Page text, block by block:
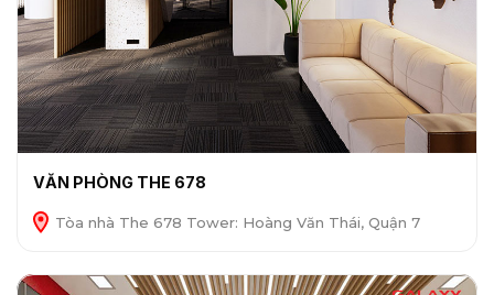
VĂN PHÒNG THE 678
Tòa nhà The 678 Tower: Hoàng Văn Thái, Quận 7